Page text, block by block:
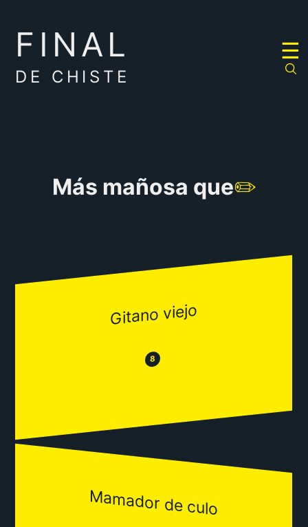
FINAL
DE CHISTE
☰
Más mañosa que✏️
Gitano viejo
😒 8 😂
Mamador de culo